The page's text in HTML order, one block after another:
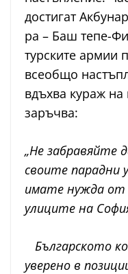
достигат
ра – Баш тепе-
турските армии
всеобщо
вдъхва кураж
заръчва:
„Не забравяйте
своите
имате нужда от
улиците на
Българското
уверено в